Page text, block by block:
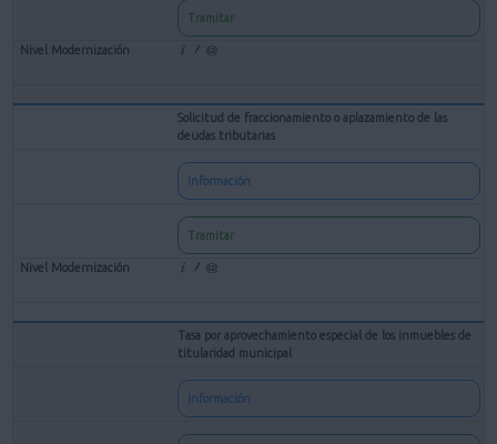
Tramitar
Solicitud de fraccionamiento o aplazamiento de las
deudas tributarias
Información
Tramitar
Tasa por aprovechamiento especial de los inmuebles de
titularidad municipal
Información